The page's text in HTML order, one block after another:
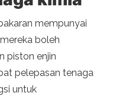
mempunyai
boleh
piston enjin
pelepasan tenaga
untuk